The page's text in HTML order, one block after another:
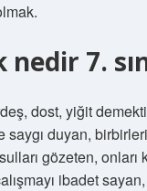
7.
dost, yiğit
saygı duyan,
gözeten, onları
ibadet